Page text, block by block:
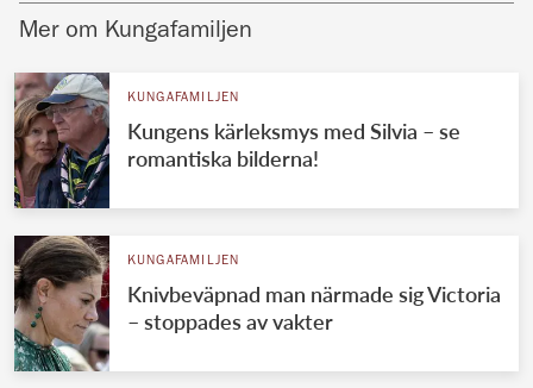
Mer om Kungafamiljen
KUNGAFAMILJEN
Kungens kärleksmys med Silvia – se
romantiska bilderna!
KUNGAFAMILJEN
Knivbeväpnad man närmade sig Victoria
– stoppades av vakter